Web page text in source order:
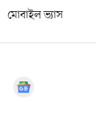
মোবাইল ভ্যাস